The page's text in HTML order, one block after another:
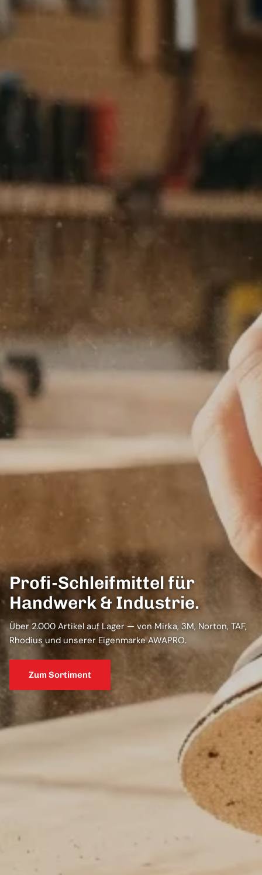
Profi-Schleifmittel für
Handwerk & Industrie.
Über 2.000 Artikel auf Lager — von Mirka, 3M, Norton, TAF,
Rhodius und unserer Eigenmarke AWAPRO.
Zum Sortiment